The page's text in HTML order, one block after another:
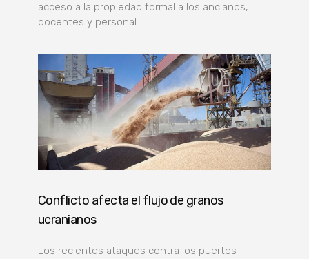
acceso a la propiedad formal a los ancianos,
docentes y personal
Conflicto afecta el flujo de granos
ucranianos
Los recientes ataques contra los puertos